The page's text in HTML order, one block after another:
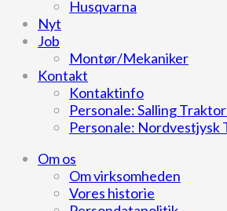
Husqvarna
Nyt
Job
Montør/Mekaniker
Kontakt
Kontaktinfo
Personale: Salling
Personale: Nordvestjysk
Om os
Om virksomheden
Vores historie